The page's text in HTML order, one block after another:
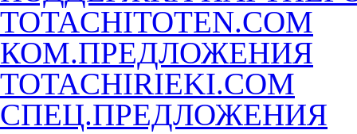
TOTACHITOTEN.COM
КОМ.ПРЕДЛОЖЕНИЯ
TOTACHIRIEKI.COM
СПЕЦ.ПРЕДЛОЖЕНИЯ